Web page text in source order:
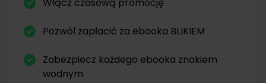
Pozwól zapłacić za ebooka BLIKIEM
Zabezpiecz każdego ebooka znakiem
wodnym